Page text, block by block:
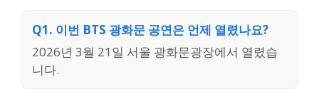
Q1. 이번 BTS 광화문 공연은 언제 열렸나요?
2026년 3월 21일 서울 광화문광장에서 열렸습
니다.